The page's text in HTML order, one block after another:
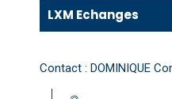
LXM Echanges
Contact : DOMINIQUE